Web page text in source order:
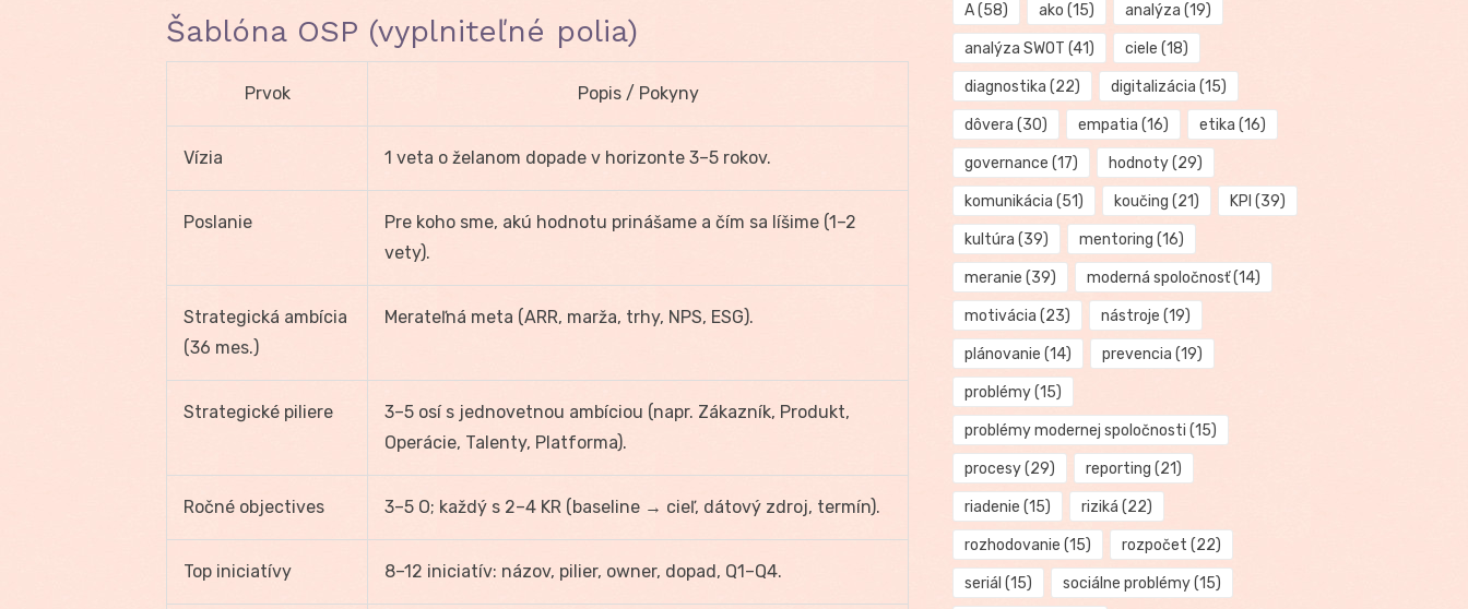
Šablóna OSP (vyplniteľné polia)
Prvok Popis / Pokyny
Vízia 1 veta o želanom dopade v horizonte 3–5 rokov.
Poslanie
Pre koho sme, akú hodnotu prinášame a čím sa líšime (1–2
vety).
Strategická ambícia
(36 mes.)
Merateľná meta (ARR, marža, trhy, NPS, ESG).
Strategické piliere
3–5 osí s jednovetnou ambíciou (napr. Zákazník, Produkt,
Operácie, Talenty, Platforma).
Ročné objectives 3–5 O; každý s 2–4 KR (baseline → cieľ, dátový zdroj, termín).
Top iniciatívy 8–12 iniciatív: názov, pilier, owner, dopad, Q1–Q4.
A(58) ako (15) analýza (19)
analýza SWOT (41) ciele (18)
diagnostika (22) digitalizácia (15)
dôvera (30) empatia (16) etika (16)
governance (17) hodnoty(29)
komunikácia (51) koučing (21) KPI (39)
kultúra (39) mentoring (16)
meranie (39) moderná spoločnosť(14)
motivácia (23) nástroje (19)
plánovanie (14) prevencia (19)
problémy(15)
problémy modernej spoločnosti (15)
procesy(29) reporting (21)
riadenie (15) riziká (22)
rozhodovanie (15) rozpočet (22)
seriál (15) sociálne problémy(15)